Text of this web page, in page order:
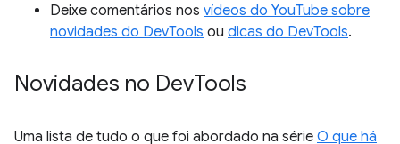
Deixe comentários nos vídeos do YouTube sobre
novidades do DevTools ou dicas do DevTools.
Novidades no DevTools
Uma lista de tudo o que foi abordado na série O que há